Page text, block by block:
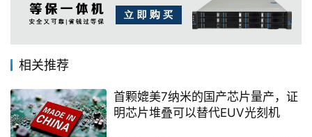
相关推荐
首颗媲美7纳米的国产芯片量产，证
明芯片堆叠可以替代EUV光刻机